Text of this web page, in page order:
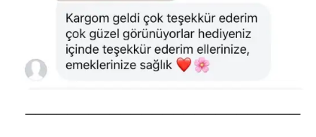
──────────────────────────